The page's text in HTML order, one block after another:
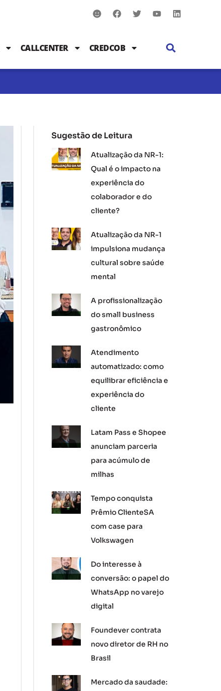
S
m
e
F
a
b
o
k
T
w
e
Y
o
L
i
n
CALLCENTER CREDCOB
Sugestão de Leitura
Atualização da NR-1:
Qual é o impacto na
experiência do
colaborador e do
cliente?
Atualização da NR-1
impulsiona mudança
cultural sobre saúde
mental
A profissionalização
do small business
gastronômico
Atendimento
automatizado: como
equilibrar eficiência e
experiência do
cliente
Latam Pass e Shopee
anunciam parceria
para acúmulo de
milhas
Tempo conquista
Prêmio ClienteSA
com case para
Volkswagen
Do interesse à
conversão: o papel do
WhatsApp no varejo
digital
Foundever contrata
novo diretor de RH no
Brasil
Mercado da saudade: